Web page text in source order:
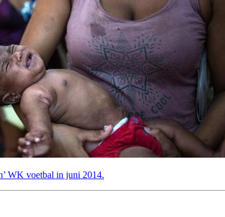
WK voetbal in juni 2014.